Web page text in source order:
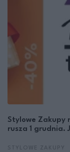
Stylowe Zakupy
rusza 1 grudnia.